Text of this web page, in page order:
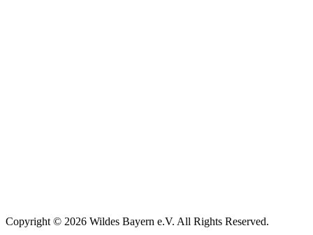
Copyright © 2026 Wildes Bayern e.V. All Rights Reserved.